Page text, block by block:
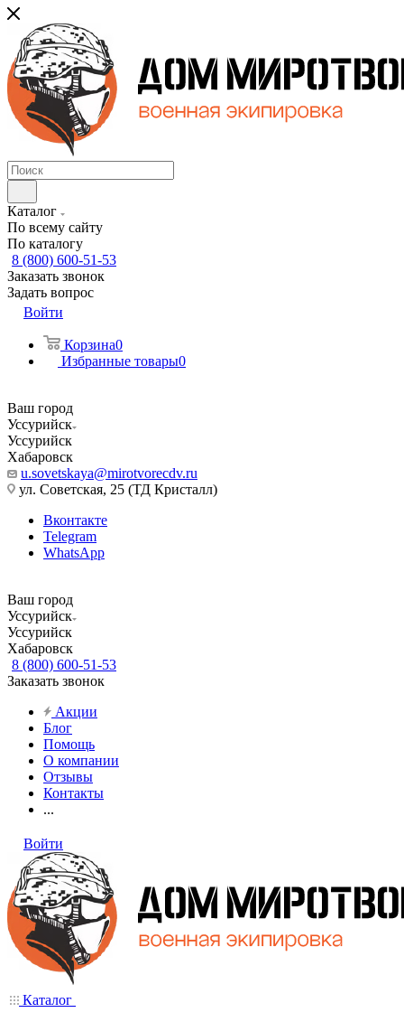
Каталог
По всему сайту
По каталогу
8 (800) 600-51-53
Заказать звонок
Задать вопрос
Войти
Корзина0
Избранные товары0
Ваш город
Уссурийск
Уссурийск
Хабаровск
u.sovetskaya@mirotvorecdv.ru
ул. Советская, 25 (ТД Кристалл)
Вконтакте
Telegram
WhatsApp
Ваш город
Уссурийск
Уссурийск
Хабаровск
8 (800) 600-51-53
Заказать звонок
Акции
Блог
Помощь
О компании
Отзывы
Контакты
...
Войти
Каталог